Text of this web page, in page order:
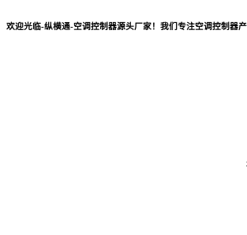
欢迎光临-纵横通-空调控制器源头厂家！我们专注空调控制器